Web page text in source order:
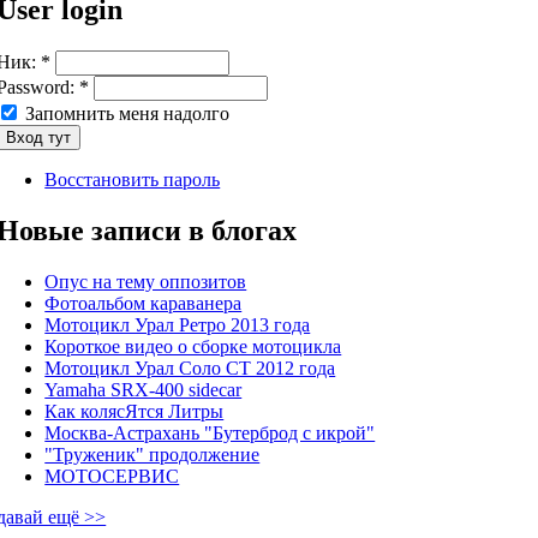
login
*
*
Запомнить меня надолго
Восстановить пароль
записи в блогах
Опус на тему оппозитов
Фотоальбом караванера
Мотоцикл Урал Ретро 2013 года
Короткое видео о сборке мотоцикла
Мотоцикл Урал Соло СТ 2012 года
Yamaha SRX-400 sidecar
Как колясЯтся Литры
Москва-Астрахань "Бутерброд с икрой"
"Труженик" продолжение
МОТОСЕРВИС
ещё >>